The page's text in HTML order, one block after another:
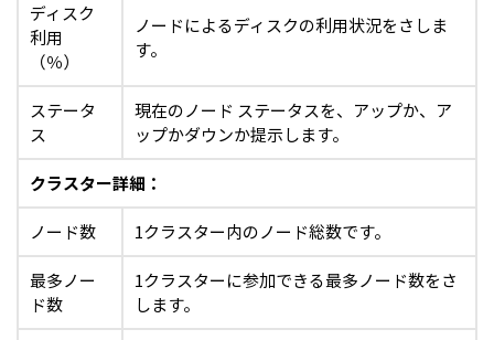
ディスク
利用
（％）
ノードによるディスクの利用状況をさしま
す。
ステータ
ス
現在のノード ステータスを、アップか、ア
ップかダウンか提示します。
クラスター詳細：
ノード数
1クラスター内のノード総数です。
最多ノー
ド数
1クラスターに参加できる最多ノード数をさ
します。